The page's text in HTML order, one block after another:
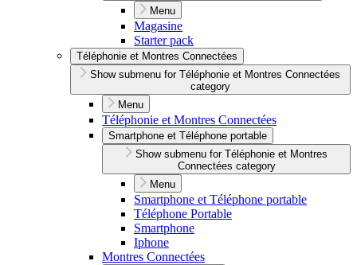
Menu
Magasine
Starter pack
Téléphonie et Montres Connectées
Show submenu for Téléphonie et Montres Connectées
category
Menu
Téléphonie et Montres Connectées
Smartphone et Téléphone portable
Show submenu for Téléphonie et Montres
Connectées category
Menu
Smartphone et Téléphone portable
Téléphone Portable
Smartphone
Iphone
Montres Connectées